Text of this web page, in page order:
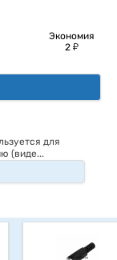
Экономия
2 у
для
(виде...